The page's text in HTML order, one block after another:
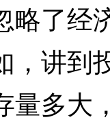
略了经
，讲到
量多大